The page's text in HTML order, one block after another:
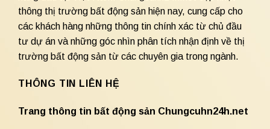
thông thị trường bất động sản hiện nay, cung cấp cho
các khách hàng những thông tin chính xác từ chủ đầu
tư dự án và những góc nhìn phân tích nhận định về thị
trường bất động sản từ các chuyên gia trong ngành.
THÔNG TIN LIÊN HỆ
Trang thông tin bất động sản Chungcuhn24h.net